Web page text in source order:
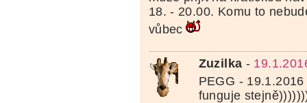
18. - 20.00. Komu to
vůbec
Zuzilka -
PEGG -
funguje